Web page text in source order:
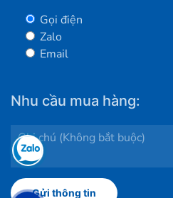
Gọi điện
Zalo
Email
Nhu cầu mua hàng: